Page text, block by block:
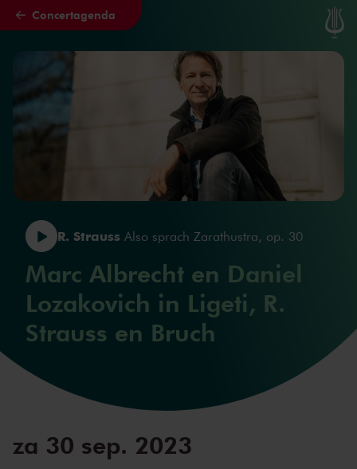
Naar hoofdcontent
Concertagenda
R. Strauss Also sprach Zarathustra, op. 30
Marc Albrecht en Daniel
Lozakovich in Ligeti, R.
Strauss en Bruch
za 30 sep. 2023